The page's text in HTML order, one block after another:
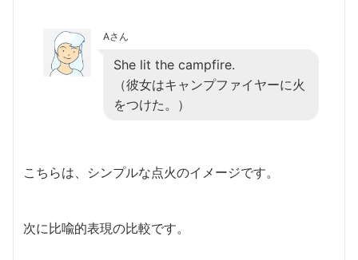
Aさん
She lit the campfire.
（彼女はキャンプファイヤーに火
をつけた。）
こちらは、シンプルな点火のイメージです。
次に比喩的表現の比較です。